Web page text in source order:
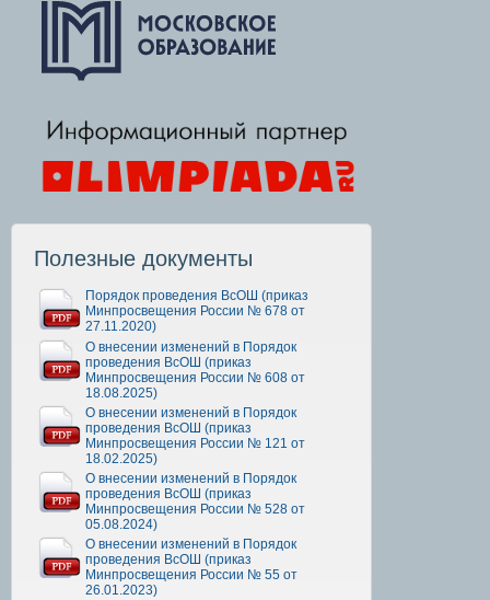
Полезные документы
Порядок проведения ВсОШ (приказ
Минпросвещения России № 678 от
27.11.2020)
О внесении изменений в Порядок
проведения ВсОШ (приказ
Минпросвещения России № 608 от
18.08.2025)
О внесении изменений в Порядок
проведения ВсОШ (приказ
Минпросвещения России № 121 от
18.02.2025)
О внесении изменений в Порядок
проведения ВсОШ (приказ
Минпросвещения России № 528 от
05.08.2024)
О внесении изменений в Порядок
проведения ВсОШ (приказ
Минпросвещения России № 55 от
26.01.2023)